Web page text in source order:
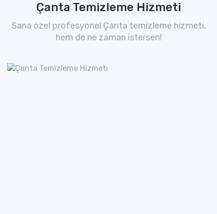
Çanta Temizleme Hizmeti
Sana özel profesyonel Çanta temizleme hizmeti,
hem de ne zaman istersen!